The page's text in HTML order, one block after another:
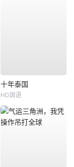
十年泰国
HD国语